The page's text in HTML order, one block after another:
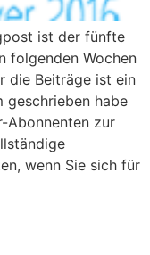
ist der fünfte
folgenden Wochen
die Beiträge ist ein
geschrieben habe
Abonnenten ​zur
wenn Sie sich für